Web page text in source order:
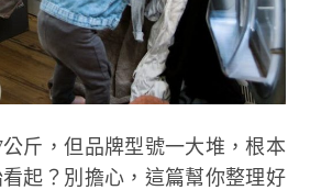
斤，但品牌型號一大堆，根本
起？別擔心，這篇幫你整理好